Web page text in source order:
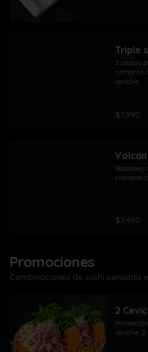
Triple
3 cestas
camarón
ceviche
$7.990
Bastones
crocante
$7.490
Promociones
Combinaciones de sushi pensada
2
ceviche,